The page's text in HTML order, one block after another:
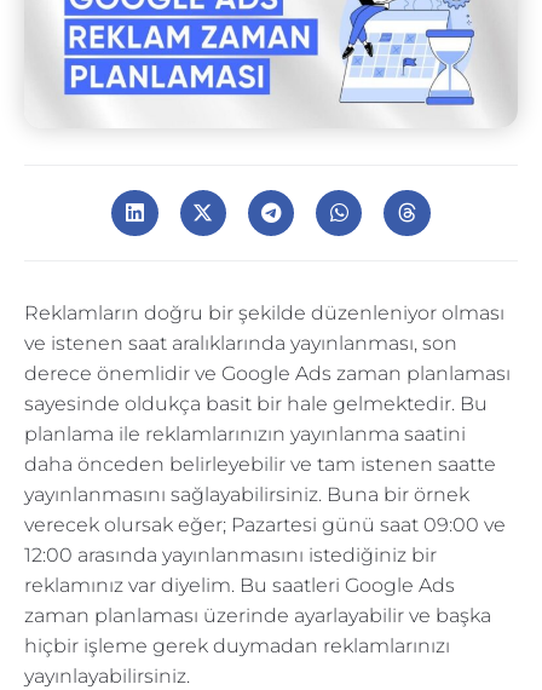
Reklamların doğru bir şekilde düzenleniyor olması
ve istenen saat aralıklarında yayınlanması, son
derece önemlidir ve Google Ads zaman planlaması
sayesinde oldukça basit bir hale gelmektedir. Bu
planlama ile reklamlarınızın yayınlanma saatini
daha önceden belirleyebilir ve tam istenen saatte
yayınlanmasını sağlayabilirsiniz. Buna bir örnek
verecek olursak eğer; Pazartesi günü saat 09:00 ve
12:00 arasında yayınlanmasını istediğiniz bir
reklamınız var diyelim. Bu saatleri Google Ads
zaman planlaması üzerinde ayarlayabilir ve başka
hiçbir işleme gerek duymadan reklamlarınızı
yayınlayabilirsiniz.